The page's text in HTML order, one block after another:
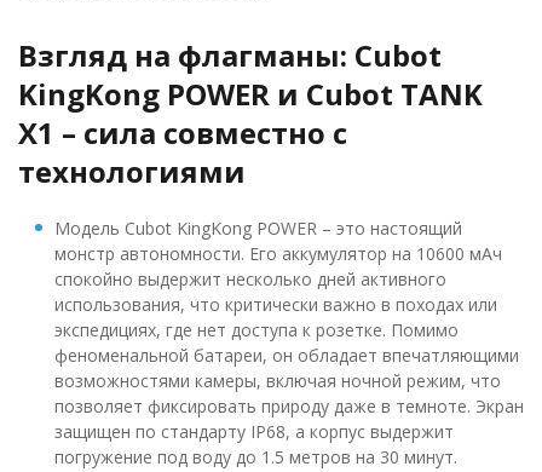
Взгляд на флагманы: Cubot
KingKong POWER и Cubot TANK
X1 – сила совместно с
технологиями
Модель Cubot KingKong POWER – это настоящий
монстр автономности. Его аккумулятор на 10600 мАч
спокойно выдержит несколько дней активного
использования, что критически важно в походах или
экспедициях, где нет доступа к розетке. Помимо
феноменальной батареи, он обладает впечатляющими
возможностями камеры, включая ночной режим, что
позволяет фиксировать природу даже в темноте. Экран
защищен по стандарту IP68, а корпус выдержит
погружение под воду до 1.5 метров на 30 минут.